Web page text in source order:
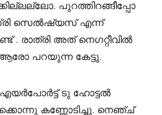
പുറത്തിറങ്ങീപ്പോ
സെൽഷ്യസ് എന്ന്
രാത്രി അത് നെഗറ്റീവിൽ
പറയുന്ന കേട്ടു.
ടു ഹോട്ടൽ
കണ്ണോടിച്ചു. നെഞ്ച്